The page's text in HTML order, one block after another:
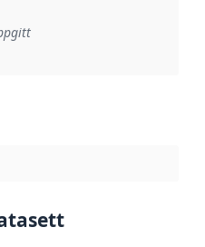
en implementasjonsregel